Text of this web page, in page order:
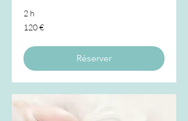
2 h
120
euros
120 €
Réserver